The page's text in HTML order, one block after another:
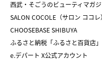
ホワイトデー
バレンタイン
おせち
フード
西武・そごうのビューティマガ
SALON COCOLE（サロン ココレ）
CHOOSEBASE SHIBUYA
ふるさと納税「ふるさと百貨店」
e.デパート X公式アカウント